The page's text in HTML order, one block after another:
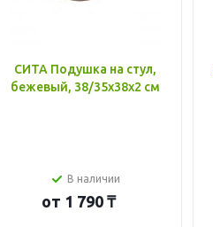
СИТА Подушка на стул,
бежевый, 38/35x38x2 см
В наличии
от 1 790 ₸